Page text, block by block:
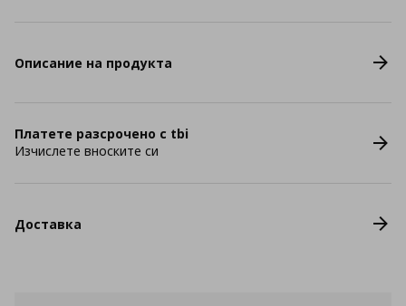
Описание на продукта
Платете разсрочено с tbi
Изчислете вноските си
Доставка